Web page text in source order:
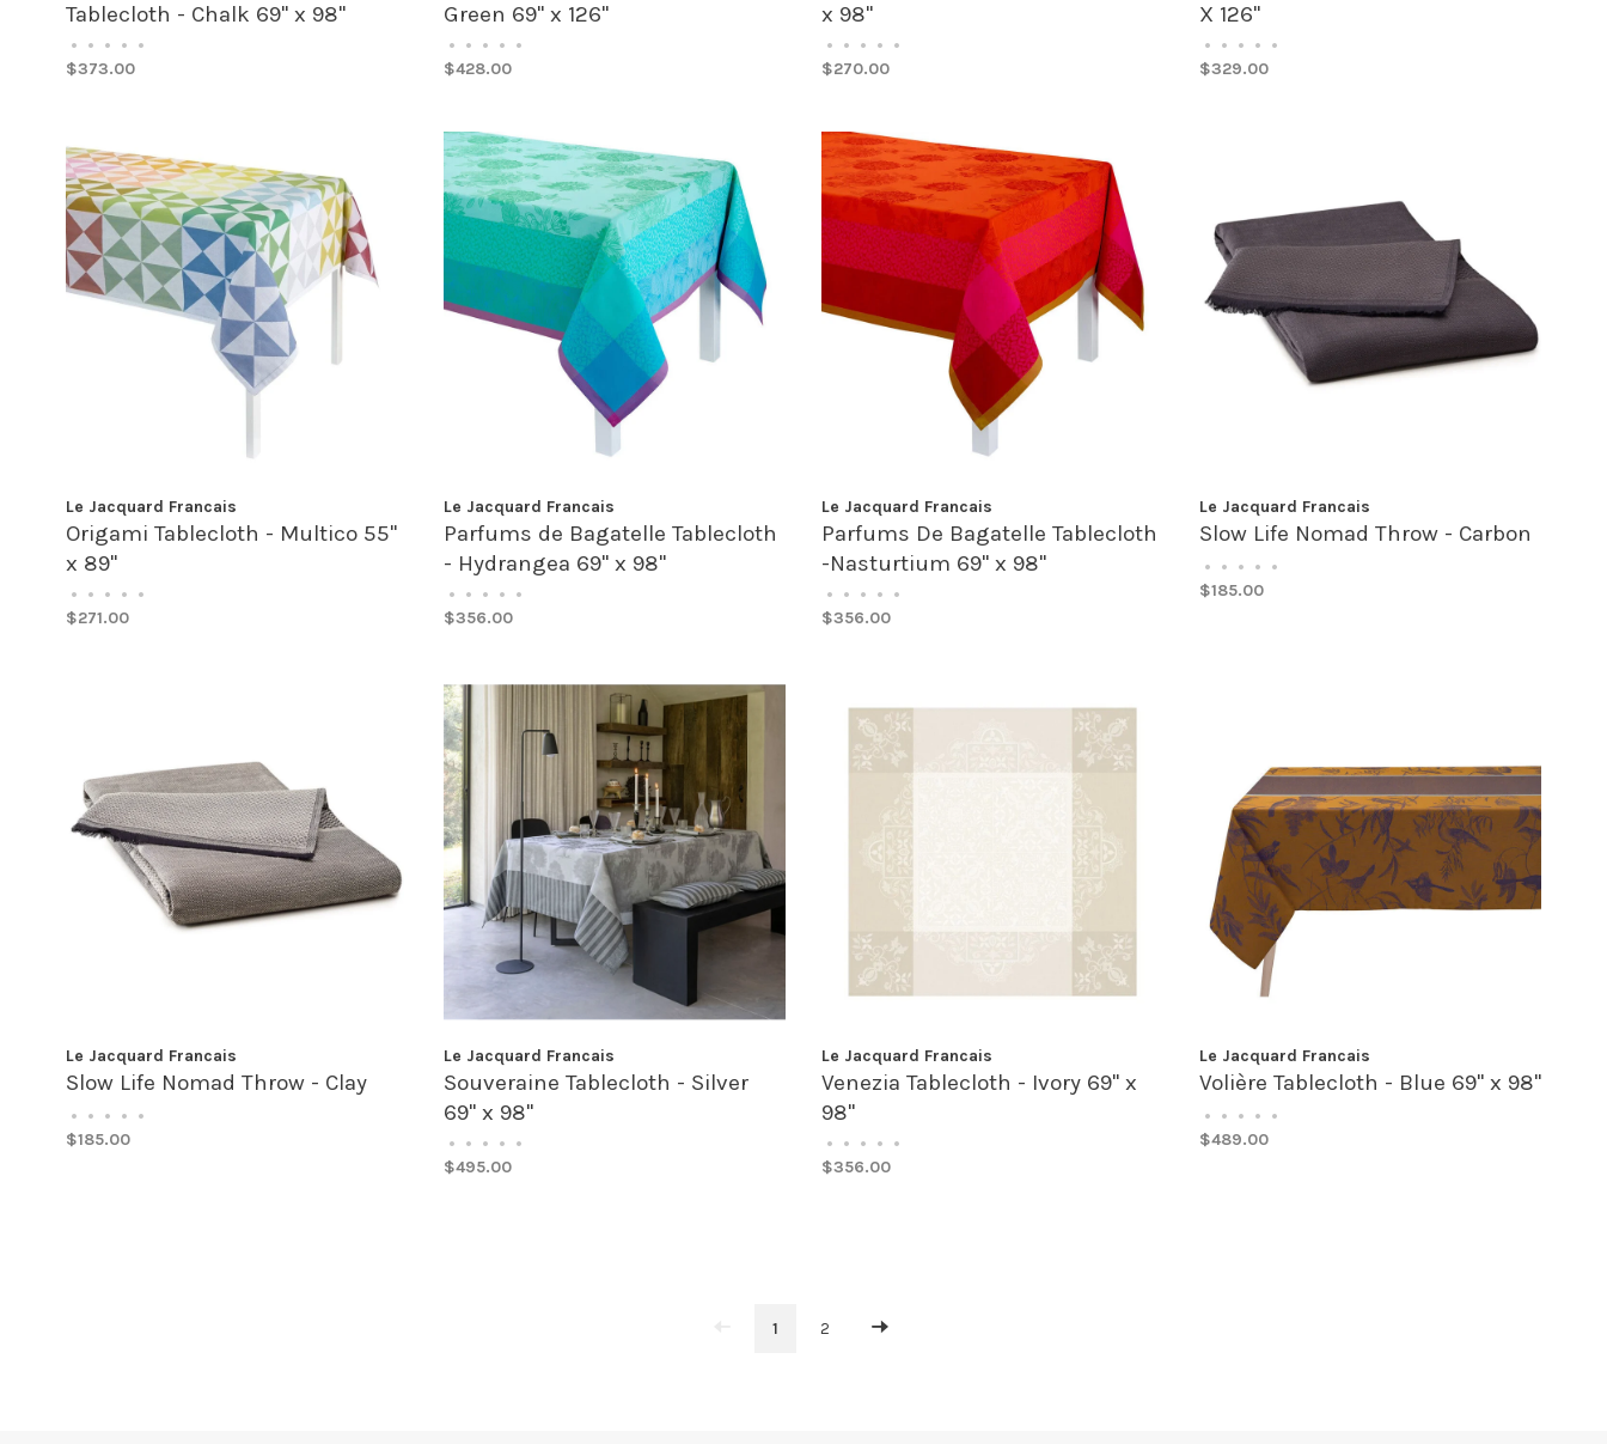
Tablecloth - Chalk 69" x 98"
• • • • •
$373.00
Green 69" x 126"
• • • • •
$428.00
x 98"
• • • • •
$270.00
X 126"
• • • • •
$329.00
Le Jacquard Francais
Origami Tablecloth - Multico 55"
x 89"
• • • • •
$271.00
Le Jacquard Francais
Parfums de Bagatelle Tablecloth
- Hydrangea 69" x 98"
• • • • •
$356.00
Le Jacquard Francais
Parfums De Bagatelle Tablecloth
-Nasturtium 69" x 98"
• • • • •
$356.00
Le Jacquard Francais
Slow Life Nomad Throw - Carbon
• • • • •
$185.00
Le Jacquard Francais
Slow Life Nomad Throw - Clay
• • • • •
$185.00
Le Jacquard Francais
Souveraine Tablecloth - Silver
69" x 98"
• • • • •
$495.00
Le Jacquard Francais
Venezia Tablecloth - Ivory 69" x
98"
• • • • •
$356.00
Le Jacquard Francais
Volière Tablecloth - Blue 69" x 98"
• • • • •
$489.00
1 2